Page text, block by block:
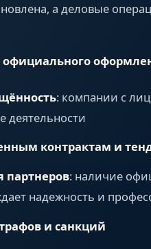
а деловые
: компании с
деятельности
контрактам и
: наличие
надежность и
и санкций